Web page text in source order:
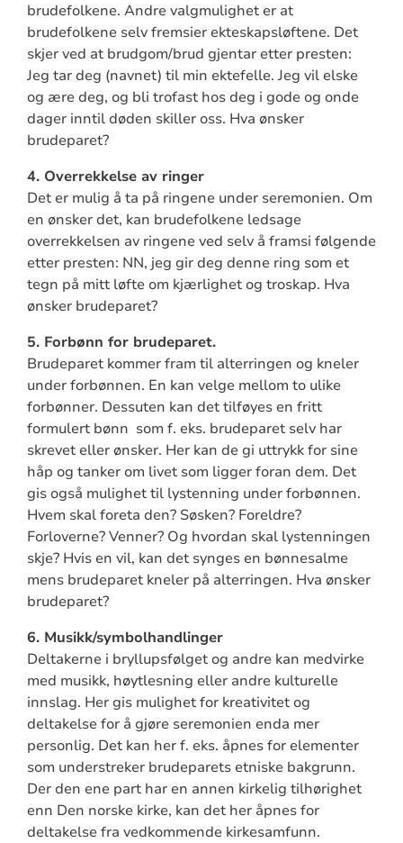
brudefolkene. Andre valgmulighet er at
brudefolkene selv fremsier ekteskapsløftene. Det
skjer ved at brudgom/brud gjentar etter presten:
Jeg tar deg (navnet) til min ektefelle. Jeg vil elske
og ære deg, og bli trofast hos deg i gode og onde
dager inntil døden skiller oss. Hva ønsker
brudeparet?
4. Overrekkelse av ringer
Det er mulig å ta på ringene under seremonien. Om
en ønsker det, kan brudefolkene ledsage
overrekkelsen av ringene ved selv å framsi følgende
etter presten: NN, jeg gir deg denne ring som et
tegn på mitt løfte om kjærlighet og troskap. Hva
ønsker brudeparet?
5. Forbønn for brudeparet.
Brudeparet kommer fram til alterringen og kneler
under forbønnen. En kan velge mellom to ulike
forbønner. Dessuten kan det tilføyes en fritt
formulert bønn som f. eks. brudeparet selv har
skrevet eller ønsker. Her kan de gi uttrykk for sine
håp og tanker om livet som ligger foran dem. Det
gis også mulighet til lystenning under forbønnen.
Hvem skal foreta den? Søsken? Foreldre?
Forloverne? Venner? Og hvordan skal lystenningen
skje? Hvis en vil, kan det synges en bønnesalme
mens brudeparet kneler på alterringen. Hva ønsker
brudeparet?
6. Musikk/symbolhandlinger
Deltakerne i bryllupsfølget og andre kan medvirke
med musikk, høytlesning eller andre kulturelle
innslag. Her gis mulighet for kreativitet og
deltakelse for å gjøre seremonien enda mer
personlig. Det kan her f. eks. åpnes for elementer
som understreker brudeparets etniske bakgrunn.
Der den ene part har en annen kirkelig tilhørighet
enn Den norske kirke, kan det her åpnes for
deltakelse fra vedkommende kirkesamfunn.